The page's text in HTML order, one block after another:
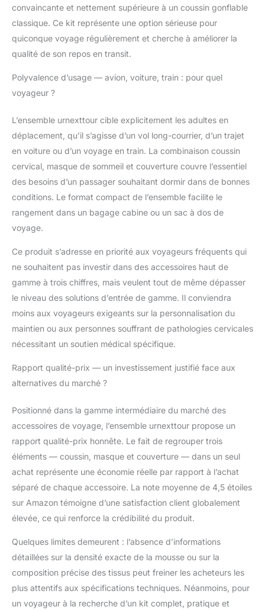
l'aéroport, dormir dans
la voiture ou l'avion, en
utilisation au bureau,
etc. C'est un essentiel
peine d'être possédé et
kit de voyage utilise la
compression sous
dilate pas
immédiatement,
veuillez attendre 1 à 2
jours pour que
sa forme d'origine. Si
produit ou service,
n'hésitez pas à nous
contacter.
convaincante et nettement supérieure à un coussin gonflable
classique. Ce kit représente une option sérieuse pour
quiconque voyage régulièrement et cherche à améliorer la
qualité de son repos en transit.
Polyvalence d’usage — avion, voiture, train : pour quel
voyageur ?
L’ensemble urnexttour cible explicitement les adultes en
déplacement, qu’il s’agisse d’un vol long-courrier, d’un trajet
en voiture ou d’un voyage en train. La combinaison coussin
cervical, masque de sommeil et couverture couvre l’essentiel
des besoins d’un passager souhaitant dormir dans de bonnes
conditions. Le format compact de l’ensemble facilite le
rangement dans un bagage cabine ou un sac à dos de
voyage.
Ce produit s’adresse en priorité aux voyageurs fréquents qui
ne souhaitent pas investir dans des accessoires haut de
gamme à trois chiffres, mais veulent tout de même dépasser
le niveau des solutions d’entrée de gamme. Il conviendra
moins aux voyageurs exigeants sur la personnalisation du
maintien ou aux personnes souffrant de pathologies cervicales
nécessitant un soutien médical spécifique.
Rapport qualité-prix — un investissement justifié face aux
alternatives du marché ?
Positionné dans la gamme intermédiaire du marché des
accessoires de voyage, l’ensemble urnexttour propose un
rapport qualité-prix honnête. Le fait de regrouper trois
éléments — coussin, masque et couverture — dans un seul
achat représente une économie réelle par rapport à l’achat
séparé de chaque accessoire. La note moyenne de 4,5 étoiles
sur Amazon témoigne d’une satisfaction client globalement
élevée, ce qui renforce la crédibilité du produit.
Quelques limites demeurent : l’absence d’informations
détaillées sur la densité exacte de la mousse ou sur la
composition précise des tissus peut freiner les acheteurs les
plus attentifs aux spécifications techniques. Néanmoins, pour
un voyageur à la recherche d’un kit complet, pratique et